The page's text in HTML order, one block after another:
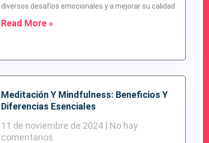
diversos desafíos emocionales y a mejorar su calidad
Read More »
Meditación Y Mindfulness: Beneficios Y
Diferencias Esenciales
11 de noviembre de 2024
No hay
comentarios